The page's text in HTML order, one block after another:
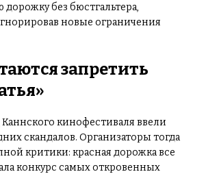
без бюстгальтера,
новые ограничения
запретить
кинофестиваля ввели
скандалов. Организаторы тогда
критики: красная дорожка все
конкурс самых откровенных